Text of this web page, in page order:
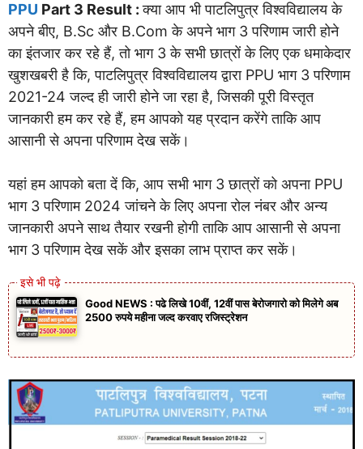
PPU Part 3 Result :क्या आप भी पाटलिपुत्र विश्वविद्यालय के
अपने बीए, B.Sc और B.Com के अपने भाग 3 परिणाम जारी होने
का इंतजार कर रहे हैं, तो भाग 3 के सभी छात्रों के लिए एक धमाकेदार
खुशखबरी है कि, पाटलिपुत्र विश्वविद्यालय द्वारा PPU भाग 3 परिणाम
2021-24 जल्द ही जारी होने जा रहा है, जिसकी पूरी विस्तृत
जानकारी हम कर रहे हैं, हम आपको यह प्रदान करेंगे ताकि आप
आसानी से अपना परिणाम देख सकें।
यहां हम आपको बता दें कि, आप सभी भाग 3 छात्रों को अपना PPU
भाग 3 परिणाम 2024 जांचने के लिए अपना रोल नंबर और अन्य
जानकारी अपने साथ तैयार रखनी होगी ताकि आप आसानी से अपना
भाग 3 परिणाम देख सकें और इसका लाभ प्राप्त कर सकें।
Good NEWS : पढे लिखे 10वीं, 12वीं पास बेरोजगारो को मिलेगे अब
2500 रुपये महीना जल्द करवाए रजिस्ट्रेशन